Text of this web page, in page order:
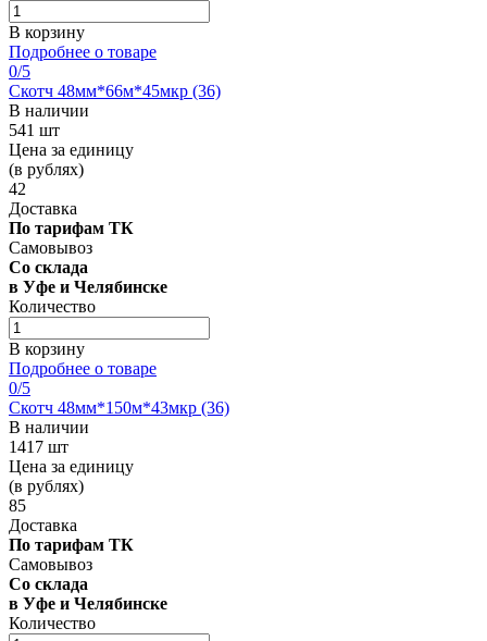
В корзину
Подробнее о товаре
0/5
Скотч 48мм*66м*45мкр (36)
В наличии
541 шт
Цена за единицу
(в рублях)
42
Доставка
По тарифам ТК
Самовывоз
Со склада
в Уфе и Челябинске
Количество
В корзину
Подробнее о товаре
0/5
Скотч 48мм*150м*43мкр (36)
В наличии
1417 шт
Цена за единицу
(в рублях)
85
Доставка
По тарифам ТК
Самовывоз
Со склада
в Уфе и Челябинске
Количество